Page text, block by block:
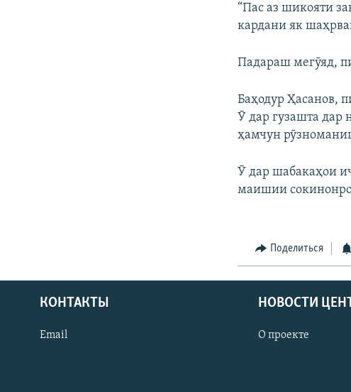
“Пас аз шикояти
кардани як
Падараш мегӯяд,
Баҳодур Ҳасанов,
Ӯ дар гузашта дар
ҳамчун
Ӯ дар шабакаҳои
маишии сокинонро
Поделиться
КОНТАКТЫ
Email
НОВОСТИ
О проекте